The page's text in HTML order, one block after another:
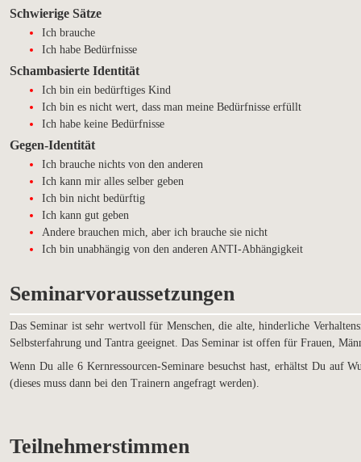
Schwierige Sätze
Ich brauche
Ich habe Bedürfnisse
Schambasierte Identität
Ich bin ein bedürftiges Kind
Ich bin es nicht wert, dass man meine Bedürfnisse erfüllt
Ich habe keine Bedürfnisse
Gegen-Identität
Ich brauche nichts von den anderen
Ich kann mir alles selber geben
Ich bin nicht bedürftig
Ich kann gut geben
Andere brauchen mich, aber ich brauche sie nicht
Ich bin unabhängig von den anderen ANTI-Abhängigkeit
Seminarvoraussetzungen
Das Seminar ist sehr wertvoll für Menschen, die alte, hinderliche
Selbsterfahrung und Tantra geeignet. Das Seminar ist offen für Frauen,
Wenn Du alle 6 Kernressourcen-Seminare besuchst hast, erhältst Du auf
(dieses muss dann bei den Trainern angefragt werden).
Teilnehmerstimmen